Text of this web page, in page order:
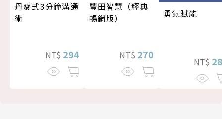
丹麥式3分鐘溝通
術
NT$ 294
豐田智慧（經典
暢銷版）
NT$ 270
勇氣賦能
NT$